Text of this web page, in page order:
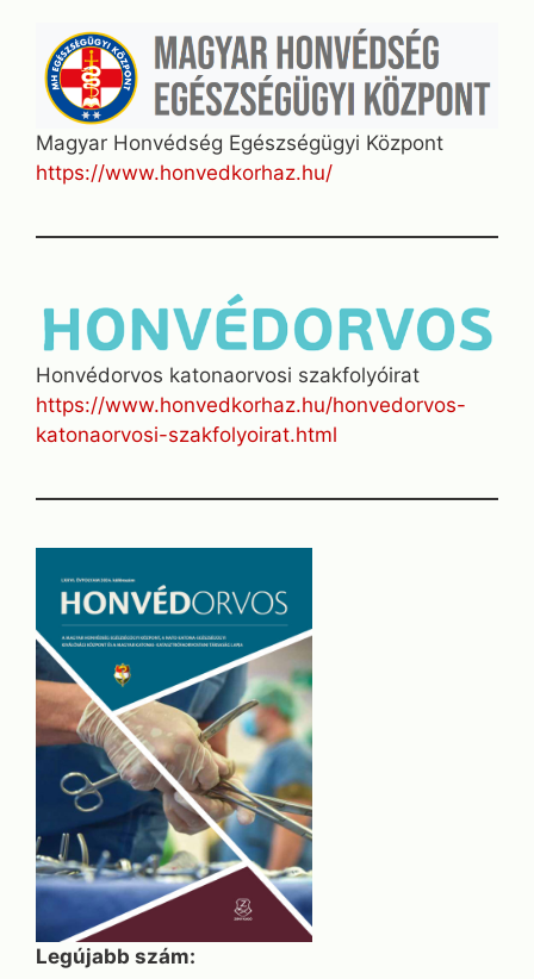
Magyar Honvédség Egészségügyi Központ
https://www.honvedkorhaz.hu/
Honvédorvos katonaorvosi szakfolyóirat
https://www.honvedkorhaz.hu/honvedorvos-
katonaorvosi-szakfolyoirat.html
Legújabb szám: